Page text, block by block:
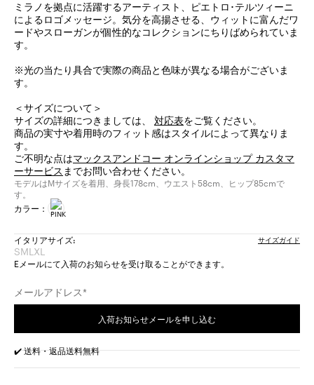
ミラノを拠点に活躍するアーティスト、ピエトロ･テルツィーニ
によるロゴメッセージ。気分を高揚させる、ウィットに富んだワ
ードやスローガンが個性的なコレクションにちりばめられていま
す。
※光の当たり具合で実際の商品と色味が異なる場合がございま
す。
＜サイズについて＞
サイズの詳細につきましては、 対応表をご覧ください。
商品の実寸や着用時のフィット感はスタイルによって異なりま
す。
ご不明な点はマックスアンドコー オンラインショップ カスタマ
ーサービス までお問い合わせください。
モデルはMサイズを着用、身長178cm、ウエスト58cm、ヒップ85cmで
す。
カラー：
イタリアサイズ: サイズガイド
Sサ
イ
S
完
品
Mサ
イ
M
完
品
Lサ
イ
L
完
品
XLサ
イ
XL
完
品
Eメールにて入荷のお知らせを受け取ることができます。
メールアドレス*
入荷お知らせメールを申し込む
✔️ 送料・返品送料無料